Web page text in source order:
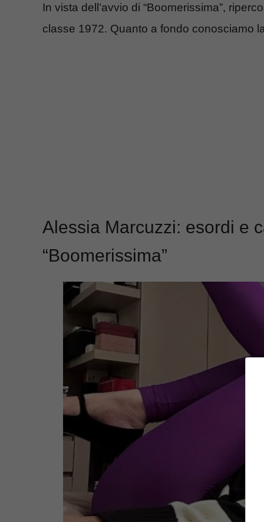
In vista dell’avvio di “Boomerissima”,
classe 1972. Quanto a fondo conosciamo
Alessia Marcuzzi: esordi e
“Boomerissima”